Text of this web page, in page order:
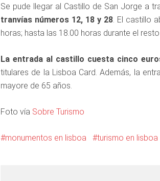
Se pude llegar al Castillo de San Jorge a
tranvías números 12, 18 y 28. El castillo
horas; hasta las 18.00 horas durante el
La entrada al castillo cuesta cinco
titulares de la Lisboa Card. Además, la
mayore de 65 años.
Foto vía Sobre Turismo
monumentos en lisboa turismo en lisboa